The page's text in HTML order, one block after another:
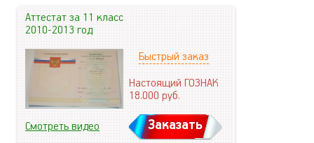
Аттестат за 11 класс
2010-2013 год
Быстрый заказ
Настоящий ГОЗНАК
18.000руб.
Смотреть видео Заказать